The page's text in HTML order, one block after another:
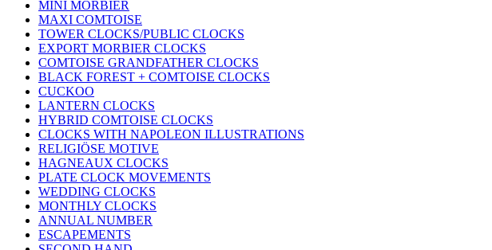
MINI MORBIER
MAXI COMTOISE
TOWER CLOCKS/PUBLIC CLOCKS
EXPORT MORBIER CLOCKS
COMTOISE GRANDFATHER CLOCKS
BLACK FOREST + COMTOISE CLOCKS
CUCKOO
LANTERN CLOCKS
HYBRID COMTOISE CLOCKS
CLOCKS WITH NAPOLEON ILLUSTRATIONS
RELIGIÖSE MOTIVE
HAGNEAUX CLOCKS
PLATE CLOCK MOVEMENTS
WEDDING CLOCKS
MONTHLY CLOCKS
ANNUAL NUMBER
ESCAPEMENTS